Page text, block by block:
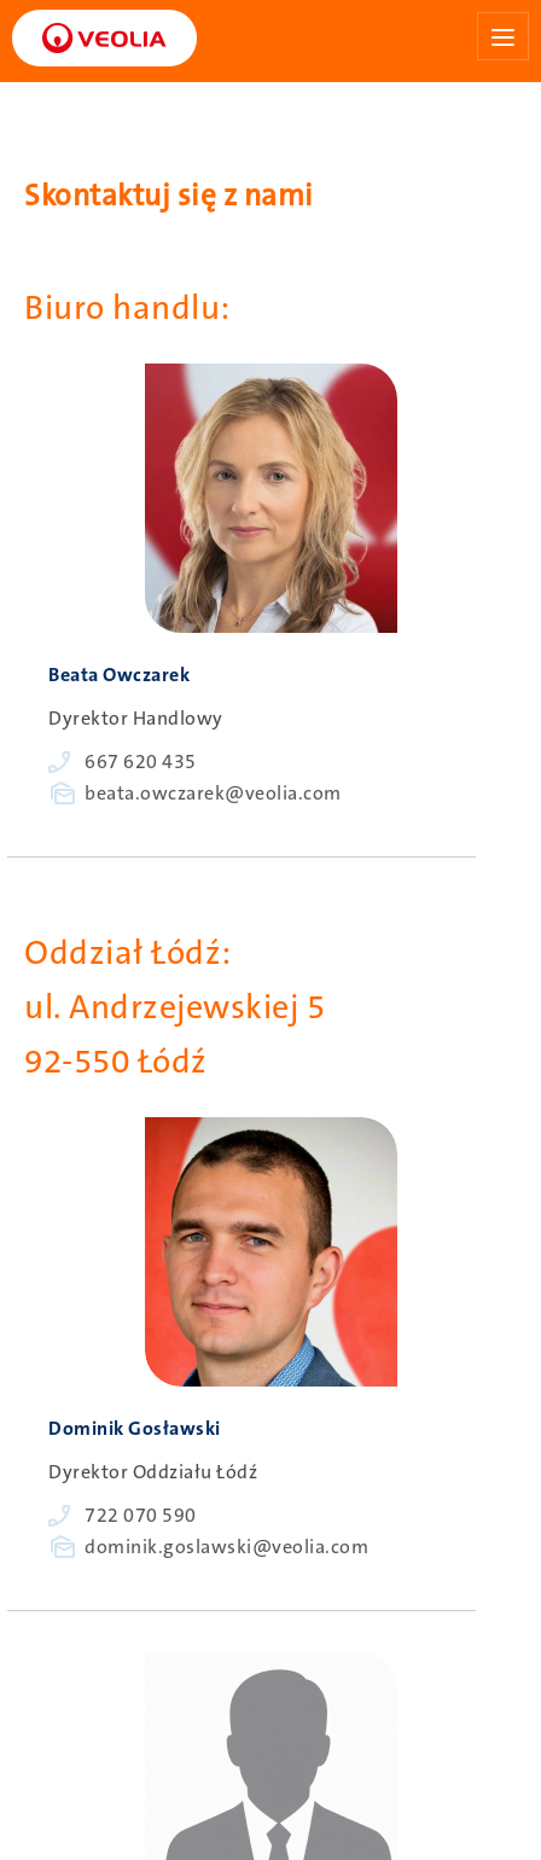
Przejdź
do
treści
Skontaktuj się z nami
Biuro handlu:
Obraz
Person
Beata Owczarek
Dyrektor Handlowy
Phone
667 620 435
E-
beata.owczarek@veolia.com
Oddział Łódź:
ul. Andrzejewskiej 5
92-550 Łódź
Obraz
Person
Dominik Gosławski
Dyrektor Oddziału Łódź
Phone
722 070 590
E-
dominik.goslawski@veolia.com